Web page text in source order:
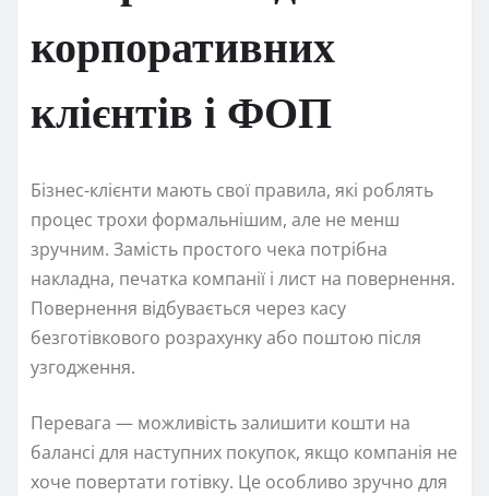
корпоративних
клієнтів і ФОП
Бізнес-клієнти мають свої правила, які роблять
процес трохи формальнішим, але не менш
зручним. Замість простого чека потрібна
накладна, печатка компанії і лист на повернення.
Повернення відбувається через касу
безготівкового розрахунку або поштою після
узгодження.
Перевага — можливість залишити кошти на
балансі для наступних покупок, якщо компанія не
хоче повертати готівку. Це особливо зручно для